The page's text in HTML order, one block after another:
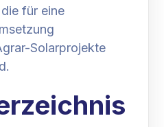
für eine
Solarprojekte